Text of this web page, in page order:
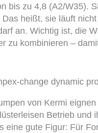
bis zu 4,8 (A2/W35).
heißt, sie läuft
an. Wichtig ist, die
zu kombinieren –
von Kermi
Betrieb und
eine gute Figur: Für